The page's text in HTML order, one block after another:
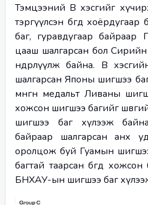
Тэмцээний B хэсгийг
тэргүүлсэн бөгөөд
баг, гуравдугаар байраар
цааш шалгарсан бол
өндөрлүүлж байна. B
шалгарсан Японы шигшээ баг
мөнгөн медальт Ливаны
хожсон шигшээ багийг
шигшээ баг хүлээж
байраар шалгарсан анх
оролцож буй Гуамын
багтай таарсан бөгөөд
БНХАУ-ын шигшээ баг